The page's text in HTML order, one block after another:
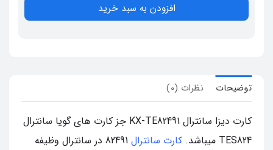
افزودن به سبد خرید
توضیحات نظرات (0)
کارت دیزا سانترال KX-TE82491 جز کارت های گویا سانترال
TES824 میباشد.
کارت سانترال
82491 در سانترال وظیفه